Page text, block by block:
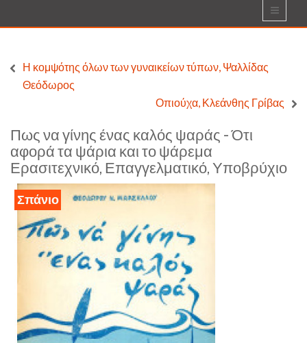
Η κομψότης όλων των γυναικείων τύπων, Ψαλλίδας
Θεόδωρος
Οπιούχα, Κλεάνθης Γρίβας
Πως να γίνης ένας καλός ψαράς - Ότι
αφορά τα ψάρια και το ψάρεμα
Ερασιτεχνικό, Επαγγελματικό, Υποβρύχιο
Σπάνιο